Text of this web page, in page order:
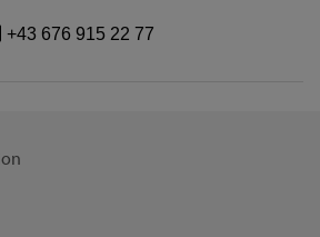
+43 676 915 22 77